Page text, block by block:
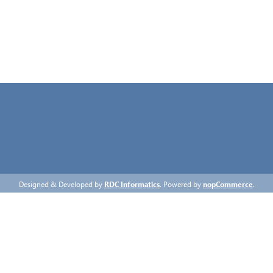
Designed & Developed by RDC Informatics. Powered bynopCommerce.